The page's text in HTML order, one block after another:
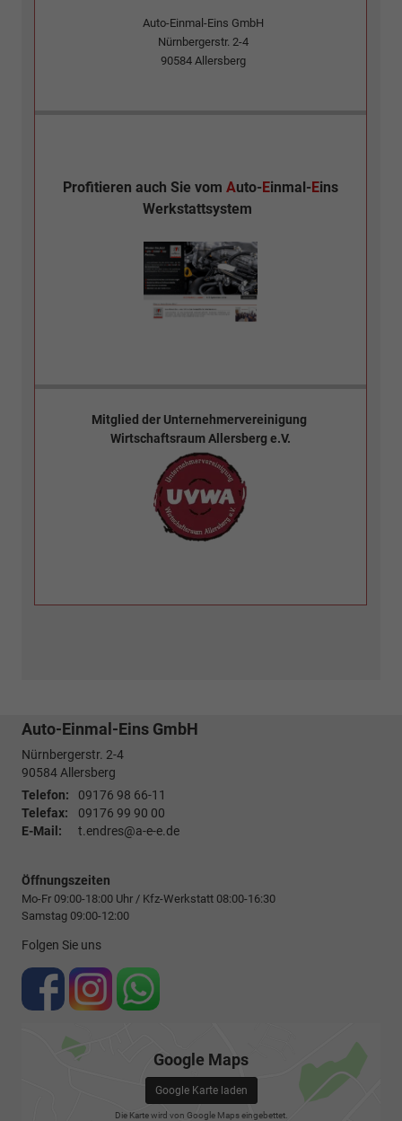
Auto-Einmal-Eins GmbH
Nürnbergerstr. 2-4
90584 Allersberg
Profitieren auch Sie vomAuto- Einmal- Eins
Werkstattsystem
Mitglied der Unternehmervereinigung
Wirtschaftsraum Allersberg e.V.
Auto-Einmal-Eins GmbH
Nürnbergerstr. 2-4
90584Allersberg
Telefon:
09176 98 66-11
Telefax:
09176 99 90 00
E-Mail:
t.endres@a-e-e.de
Öffnungszeiten
Mo-Fr 09:00-18:00 Uhr / Kfz-Werkstatt 08:00-16:30
Samstag 09:00-12:00
Folgen Sie uns
Google Maps
Google Karte laden
Die Karte wird von Google Maps eingebettet.